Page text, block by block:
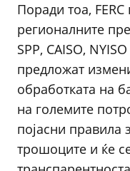
Поради тоа,
регионалните
SPP, CAISO,
предложат
обработката на
на големите
појасни правила
трошоците и ќе